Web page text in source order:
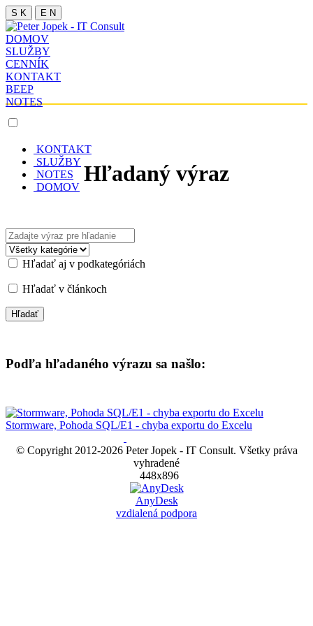
S K E N
DOMOV
SLUŽBY
CENNÍK
KONTAKT
BEEP
NOTES
KONTAKT
SLUŽBY
NOTES
DOMOV
Hľadaný výraz
Hľadať aj v podkategóriách
Hľadať v článkoch
Podľa hľadaného výrazu sa našlo:
Stormware, Pohoda SQL/E1 - chyba exportu do Excelu
© Copyright 2012-2026 Peter Jopek - IT Consult. Všetky práva
vyhradené
448x896
AnyDesk
vzdialená podpora